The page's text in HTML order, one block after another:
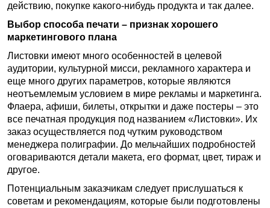
действию, покупке какого-нибудь продукта и так далее.
Выбор способа печати – признак хорошего
маркетингового плана
Листовки имеют много особенностей в целевой
аудитории, культурной мисси, рекламного характера и
еще много других параметров, которые являются
неотъемлемым условием в мире рекламы и маркетинга.
Флаера, афиши, билеты, открытки и даже постеры – это
все печатная продукция под названием «Листовки». Их
заказ осуществляется под чутким руководством
менеджера полиграфии. До мельчайших подробностей
оговариваются детали макета, его формат, цвет, тираж и
другое.
Потенциальным заказчикам следует прислушаться к
советам и рекомендациям, которые были подготовлены